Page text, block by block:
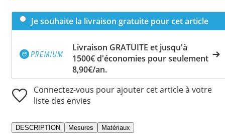
Je souhaite la livraison gratuite pour cet article
Livraison GRATUITE et jusqu'à
1500€ d'économies pour seulement
8,90€/an.
Connectez-vous pour ajouter cet article à votre
liste des envies
DESCRIPTION Mesures Matériaux